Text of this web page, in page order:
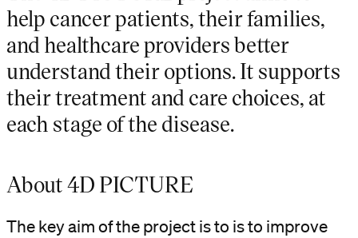
help cancer patients, their families,
and healthcare providers better
understand their options. It supports
their treatment and care choices, at
each stage of the disease.
About 4D PICTURE
The key aim of the project is to is to improve